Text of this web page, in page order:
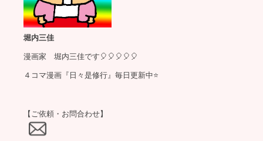
堀内三佳
漫画家 堀内三佳です🎈🎈🎈🎈🎈
４コマ漫画『日々是修行』毎日更新中⭐️
【ご依頼・お問合わせ】